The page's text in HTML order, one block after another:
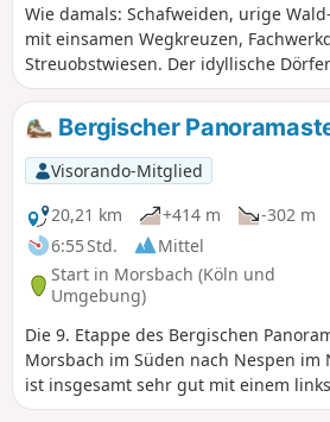
Wie damals: Schafweiden, urige
mit einsamen Wegkreuzen,
Streuobstwiesen. Der idyllische
sanften Höhen des Leuscheid und
Zurück in Eitorf warten zahlreiche
Bergischer
Visorando-Mitglied
20,21 km
+414 m
-302 m
6:55 Std.
Mittel
Start in Morsbach (Köln und
Umgebung)
Die 9. Etappe des Bergischen
Morsbach im Süden nach Nespen im
ist insgesamt sehr gut mit einem
gelben Grund beschildert.